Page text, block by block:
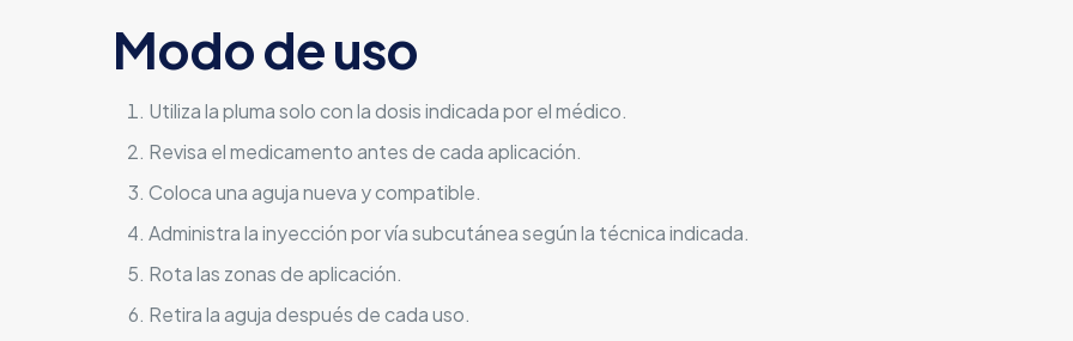
Modo de uso
Utiliza la pluma solo con la dosis indicada por el médico.
Revisa el medicamento antes de cada aplicación.
Coloca una aguja nueva y compatible.
Administra la inyección por vía subcutánea según la técnica indicada.
Rota las zonas de aplicación.
Retira la aguja después de cada uso.